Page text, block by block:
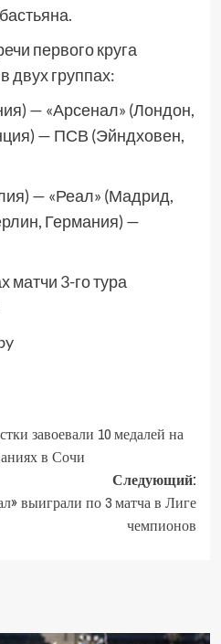
первого круга
двух группах:
— «Арсенал» (Лондон,
— ПСВ (Эйндховен,
— «Реал» (Мадрид,
Германия) —
матчи 3-го тура
завоевали 10 медалей на
в Сочи
Следующий:
выиграли по 3 матча в Лиге
чемпионов